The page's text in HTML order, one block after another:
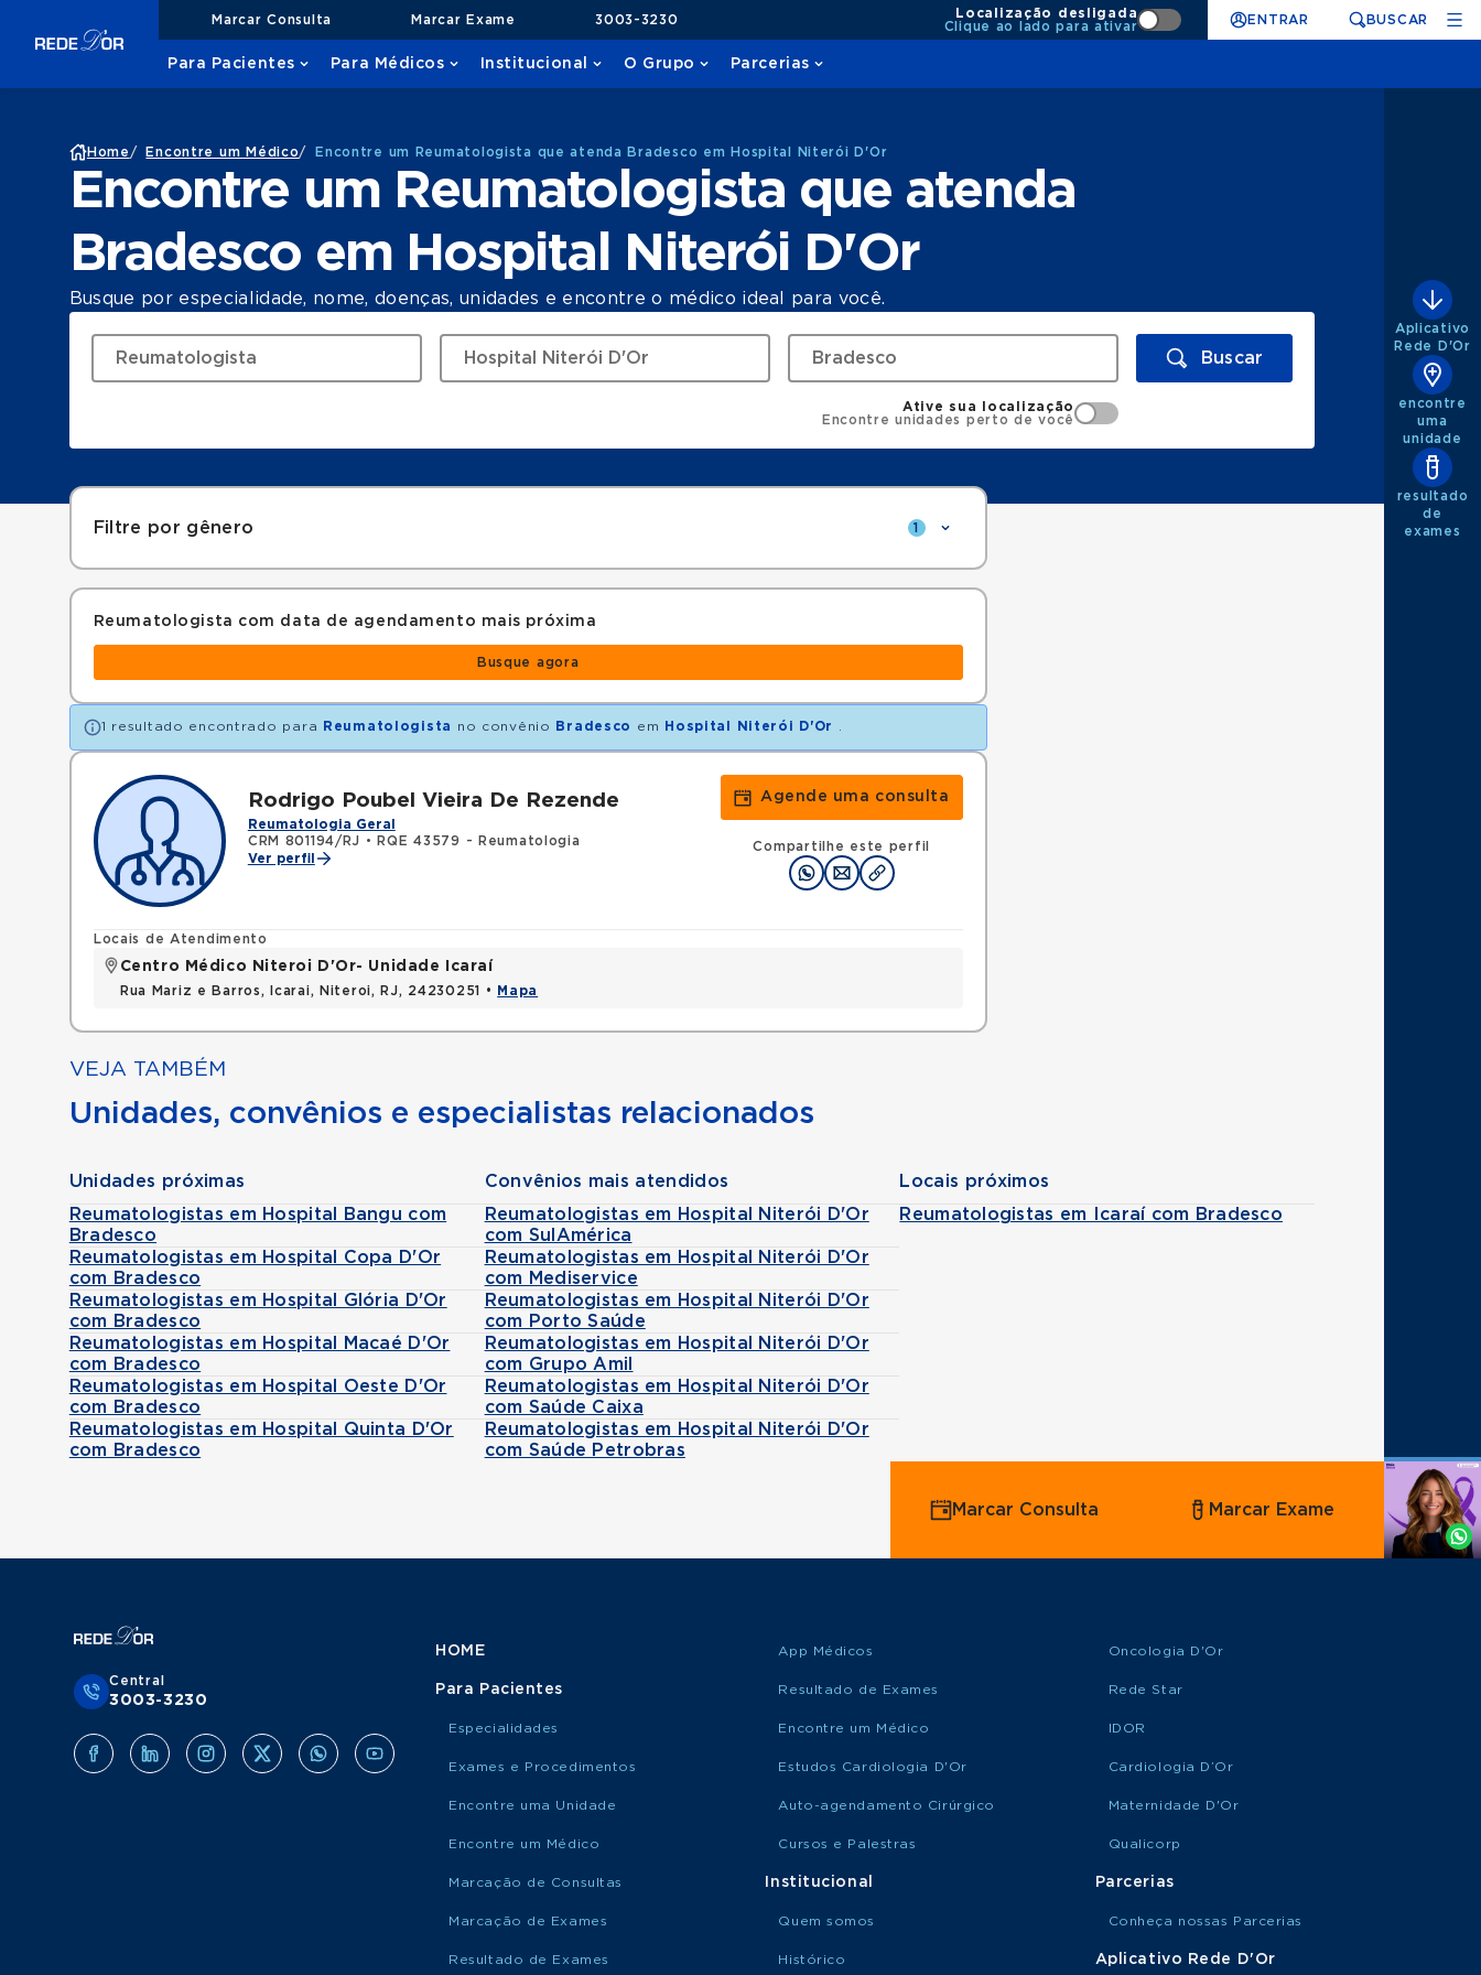
Marcar Consulta Marcar Exame 3003-3230
Localização desligada
Clique ao lado para ativar
ENTRAR BUSCAR
Para Pacientes Para Médicos Institucional O Grupo Parcerias
Home / Encontre um Médico/ Encontre um Reumatologista que atenda Bradesco em Hospital Niterói D'Or
Encontre um Reumatologista que atenda
Bradesco em Hospital Niterói D'Or
Busque por especialidade, nome, doenças, unidades e encontre o médico ideal para você.
Buscar
Ative sua localização
Encontre unidades perto de você
Filtre por gênero 1
Reumatologista com data de agendamento mais próxima
Busque agora
1 resultado encontrado para Reumatologista no convênio Bradesco em Hospital Niterói D'Or
Rodrigo Poubel Vieira De Rezende
Reumatologia Geral
CRM 801194/RJ •
RQE 43579 - Reumatologia
Ver perfil
Agende uma consulta
Compartilhe este perfil
Locais de Atendimento
Centro Médico Niteroi D'Or- Unidade Icaraí
Rua Mariz e Barros, Icarai, Niteroi, RJ, 24230251 • Mapa
VEJA TAMBÉM
Unidades, convênios e especialistas relacionados
Unidades próximas
Reumatologistas em Hospital Bangu com
Bradesco
Reumatologistas em Hospital Copa D'Or
com Bradesco
Reumatologistas em Hospital Glória D'Or
com Bradesco
Reumatologistas em Hospital Macaé D'Or
com Bradesco
Reumatologistas em Hospital Oeste D'Or
com Bradesco
Reumatologistas em Hospital Quinta D'Or
com Bradesco
Convênios mais atendidos
Reumatologistas em Hospital Niterói D'Or
com SulAmérica
Reumatologistas em Hospital Niterói D'Or
com Mediservice
Reumatologistas em Hospital Niterói D'Or
com Porto Saúde
Reumatologistas em Hospital Niterói D'Or
com Grupo Amil
Reumatologistas em Hospital Niterói D'Or
com Saúde Caixa
Reumatologistas em Hospital Niterói D'Or
com Saúde Petrobras
Locais próximos
Reumatologistas em Icaraí com Bradesco
Aplicativo
Rede D'Or
encontre
uma
unidade
resultado
de
exames
Agende
Whatsapp
Marcar Consulta Marcar Exame
Central
3003-3230
HOME
Para Pacientes
Especialidades
Exames e Procedimentos
Encontre uma Unidade
Encontre um Médico
Marcação de Consultas
Marcação de Exames
Resultado de Exames
App Médicos
Resultado de Exames
Encontre um Médico
Estudos Cardiologia D'Or
Auto-agendamento Cirúrgico
Cursos e Palestras
Institucional
Quem somos
Histórico
Oncologia D'Or
Rede Star
IDOR
Cardiologia D’Or
Maternidade D'Or
Qualicorp
Parcerias
Conheça nossas Parcerias
Aplicativo Rede D'Or